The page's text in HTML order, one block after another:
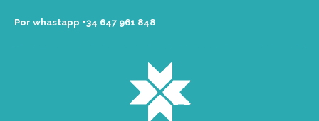
Por whastapp +34 ‭647 961 848‬